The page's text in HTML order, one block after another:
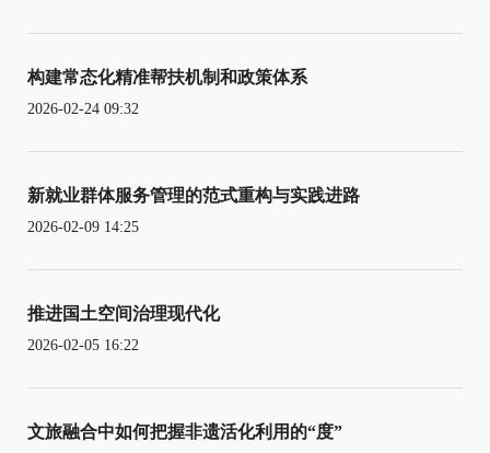
构建常态化精准帮扶机制和政策体系
2026-02-24 09:32
新就业群体服务管理的范式重构与实践进路
2026-02-09 14:25
推进国土空间治理现代化
2026-02-05 16:22
文旅融合中如何把握非遗活化利用的“度”